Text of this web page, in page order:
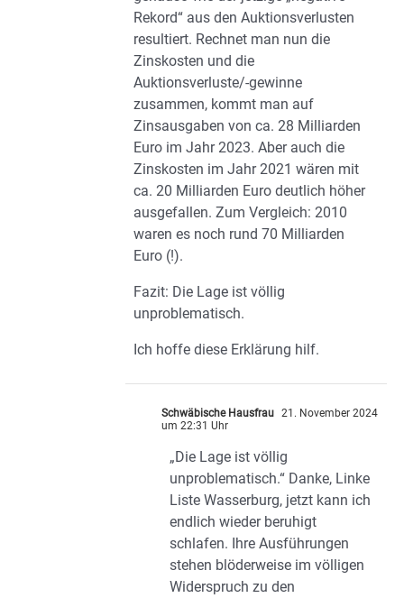
Rekord“ aus den Auktionsverlusten
resultiert. Rechnet man nun die
Zinskosten und die
Auktionsverluste/-gewinne
zusammen, kommt man auf
Zinsausgaben von ca. 28 Milliarden
Euro im Jahr 2023. Aber auch die
Zinskosten im Jahr 2021 wären mit
ca. 20 Milliarden Euro deutlich höher
ausgefallen. Zum Vergleich: 2010
waren es noch rund 70 Milliarden
Euro (!).
Fazit: Die Lage ist völlig
unproblematisch.
Ich hoffe diese Erklärung hilf.
Schwäbische Hausfrau 21. November 2024
um 22:31 Uhr
„Die Lage ist völlig
unproblematisch.“ Danke, Linke
Liste Wasserburg, jetzt kann ich
endlich wieder beruhigt
schlafen. Ihre Ausführungen
stehen blöderweise im völligen
Widerspruch zu den